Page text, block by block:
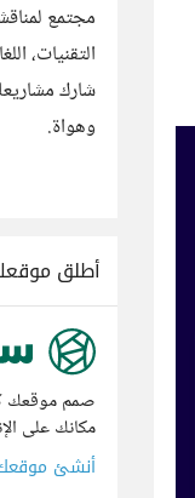
مجتمع
التقنيات،
شارك
وهواة.
أطلق
صمم موقعك
مكانك على
أنشئ